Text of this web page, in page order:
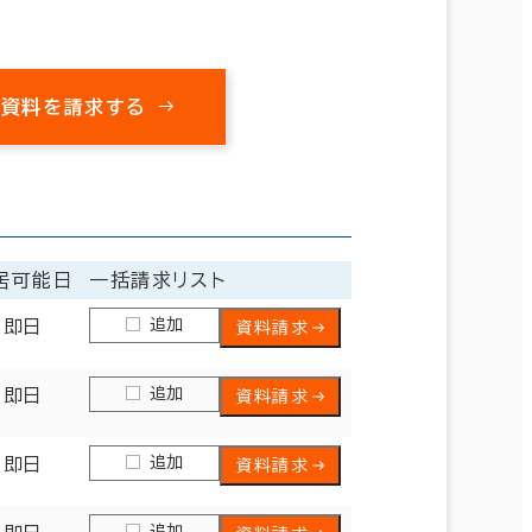
料を請求する
可能日 一括請求リスト
即日 追加 資料請求
即日 追加 資料請求
即日 追加 資料請求